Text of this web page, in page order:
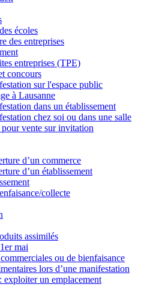
écoles
des entreprises
entreprises (TPE)
concours
sur l'espace public
à Lausanne
dans un établissement
chez soi ou dans une salle
vente sur invitation
d’un commerce
d’un établissement
collecte
assimilés
mai
ou de bienfaisance
lors d’une manifestation
exploiter un emplacement